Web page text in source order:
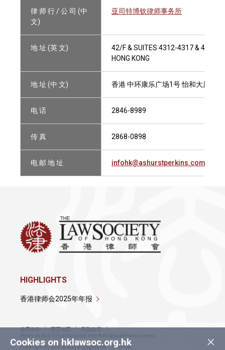
律 师 行 / 公 司 (中
文)
亚司特博钦律师事务所
地 址 (英 文)
42/F & SUITES 4312-4317 & 4304A
HONG KONG
地 址 (中 文) 香港 中环康乐广场1号 怡和大厦42
电 话 2846-8989
传 真 2868-0898
电 邮 地 址 infohk@ashurstperkins.com
×
Cookies on hklawsoc.org.hk
HIGHLIGHTS
香港律师会2025年年报
使用条款 网页地图
私隐政策
Policy on Anti-Discrimination and Anti-Sexual Harassment
Copyright © 2026 香港律师会版权所有，不得转载